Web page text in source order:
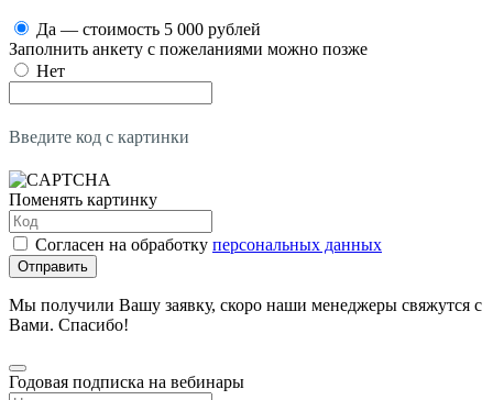
Да — стоимость 5 000 рублей
Заполнить анкету с пожеланиями можно позже
Нет
Введите код с картинки
Поменять картинку
Согласен на обработку персональных данных
Отправить
Мы получили Вашу заявку, скоро наши менеджеры свяжутся с
Вами. Спасибо!
Годовая подписка на вебинары